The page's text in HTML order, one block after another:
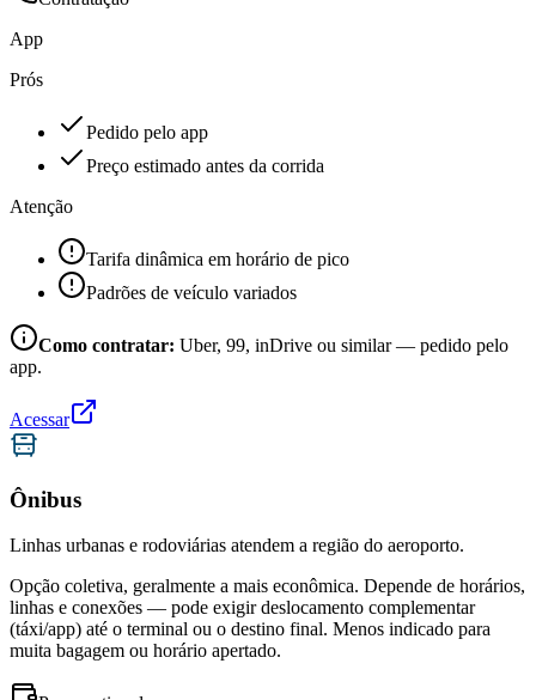
App
Prós
Pedido pelo app
Preço estimado antes da corrida
Atenção
Tarifa dinâmica em horário de pico
Padrões de veículo variados
Como contratar: Uber, 99, inDrive ou similar — pedido pelo
app.
Acessar
Ônibus
Linhas urbanas e rodoviárias atendem a região do aeroporto.
Opção coletiva, geralmente a mais econômica. Depende de horários,
linhas e conexões — pode exigir deslocamento complementar
(táxi/app) até o terminal ou o destino final. Menos indicado para
muita bagagem ou horário apertado.